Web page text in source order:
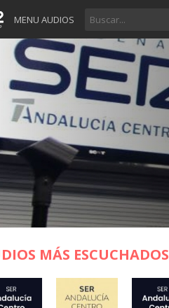
MENU AUDIOS
MÁS ESCUCHADOS